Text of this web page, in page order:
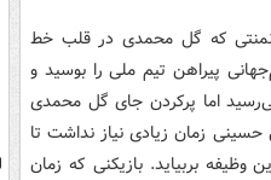
بود. اولین تورنمنتی که گل محمدی در قلب خط
پیراهن تیم ملی را بوسید و
به نظر می‌رسید اما پرکردن جای گل محمدی
زمان زیادی نیاز نداشت تا
بربیاید. بازیکنی که زمان